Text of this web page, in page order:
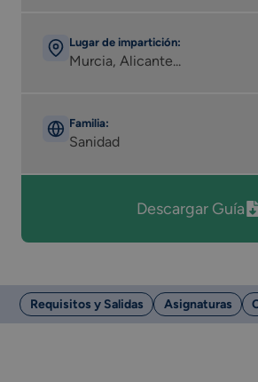
Lugar de impartición:
Murcia, Alicante...
Familia:
Sanidad
Descargar Guía
Requisitos y Salidas Asignaturas